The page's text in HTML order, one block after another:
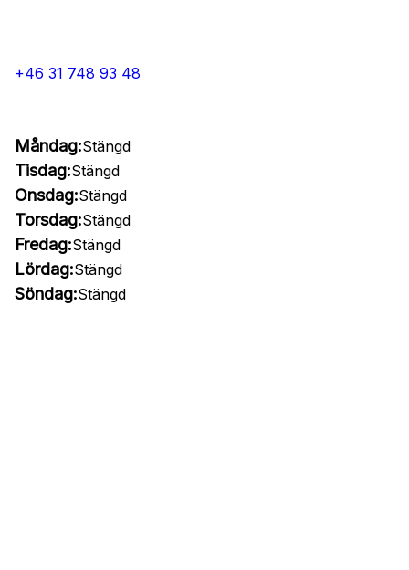
+46 31 748 93 48
Måndag:Stängd
Tisdag:Stängd
Onsdag:Stängd
Torsdag:Stängd
Fredag:Stängd
Lördag:Stängd
Söndag:Stängd